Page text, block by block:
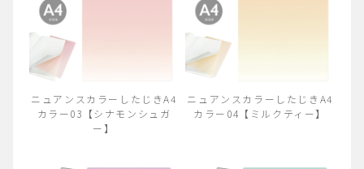
ニュアンスカラーしたじきA4
カラー03【シナモンシュガ
ー】
ニュアンスカラーしたじきA4
カラー04【ミルクティー】